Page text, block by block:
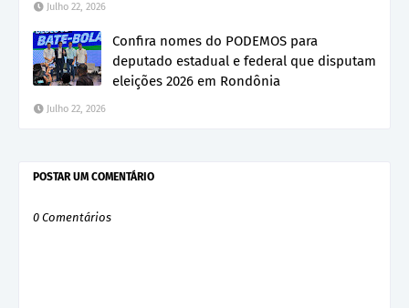
Julho 22, 2026
Confira nomes do PODEMOS para
deputado estadual e federal que disputam
eleições 2026 em Rondônia
Julho 22, 2026
POSTAR UM COMENTÁRIO
0 Comentários